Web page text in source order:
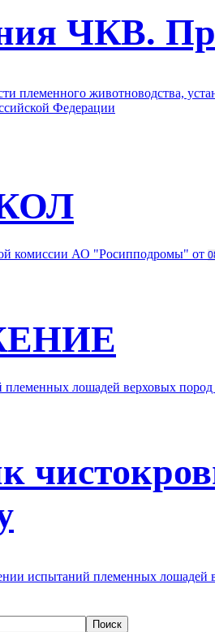
ЧКВ.
племенного животноводства,
Федерации
комиссии АО "Росипподромы" от
лошадей верховых
испытаний племенных лошадей